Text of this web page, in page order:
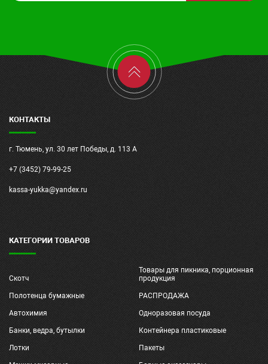
КОНТАКТЫ
г. Тюмень, ул. 30 лет Победы, д. 113 А
+7 (3452) 79-99-25
kassa-yukka@yandex.ru
КАТЕГОРИИ ТОВАРОВ
Скотч
Товары для пикника, порционная
продукция
Полотенца бумажные РАСПРОДАЖА
Автохимия Одноразовая посуда
Банки, ведра, бутылки Контейнера пластиковые
Лотки Пакеты